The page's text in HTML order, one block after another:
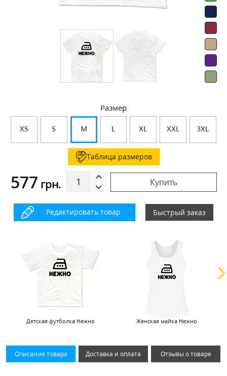
Размер
XS S M L XL XXL 3XL
Таблица размеров
577 грн. Купить
Редактировать товар Быстрый заказ
Детская футболка Нежно Женская майка Нежно
Описание товара Доставка и оплата Отзывы о товаре